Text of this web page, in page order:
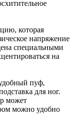
которая
напряжение
специальными
на
пуф,
для ног.
может
можно удобно